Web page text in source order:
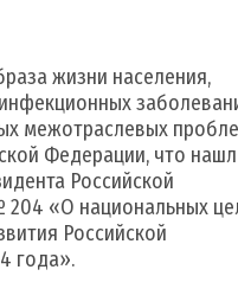
жизни населения,
межотраслевых
Федерации, что
Российской
«О национальных
Российской
года».